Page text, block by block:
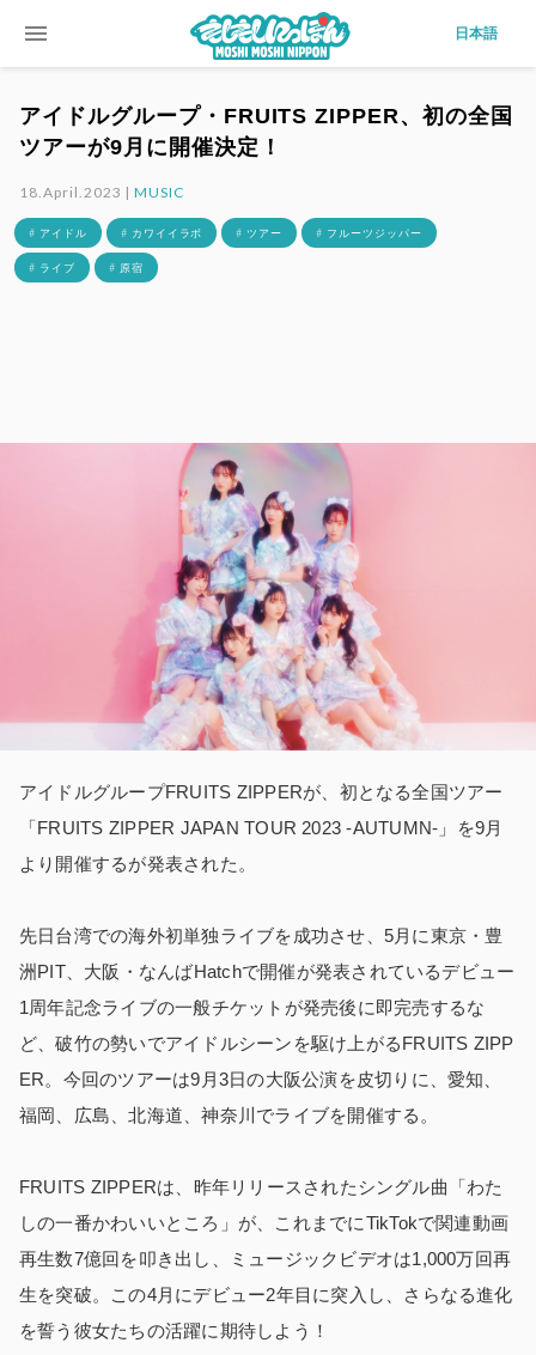
menu 日本語
アイドルグループ・FRUITS ZIPPER、初の全国
ツアーが9月に開催決定！
18.April.2023 |MUSIC
# アイドル # カワイイラボ # ツアー # フルーツジッパー
# ライブ # 原宿
アイドルグループFRUITS ZIPPERが、初となる全国ツアー
「FRUITS ZIPPER JAPAN TOUR 2023 -AUTUMN-」を9月
より開催するが発表された。
先日台湾での海外初単独ライブを成功させ、5月に東京・豊
洲PIT、大阪・なんばHatchで開催が発表されているデビュー
1周年記念ライブの一般チケットが発売後に即完売するな
ど、破竹の勢いでアイドルシーンを駆け上がるFRUITS ZIPP
ER。今回のツアーは9月3日の大阪公演を皮切りに、愛知、
福岡、広島、北海道、神奈川でライブを開催する。
FRUITS ZIPPERは、昨年リリースされたシングル曲「わた
しの一番かわいいところ」が、これまでにTikTokで関連動画
再生数7億回を叩き出し、ミュージックビデオは1,000万回再
生を突破。この4月にデビュー2年目に突入し、さらなる進化
を誓う彼女たちの活躍に期待しよう！